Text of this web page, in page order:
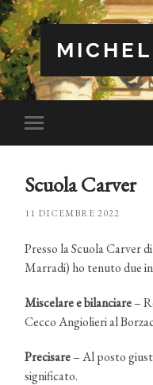
Attiva/disattiva
il
dispositivi
Scuola Carver
11 DICEMBRE 2022
Presso la Scuola Carver
Marradi) ho tenuto due
Miscelare e bilanciare–
Cecco Angiolieri al
Precisare– Al posto
significato.